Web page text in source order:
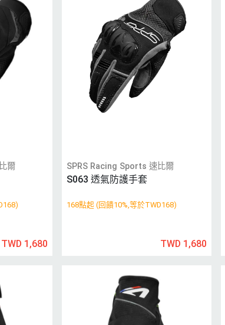
爾
TWD 1,680
SPRS Racing Sports 速比爾
S063 透氣防護手套
168點起 (回饋10%,等於TWD168)
TWD 1,680